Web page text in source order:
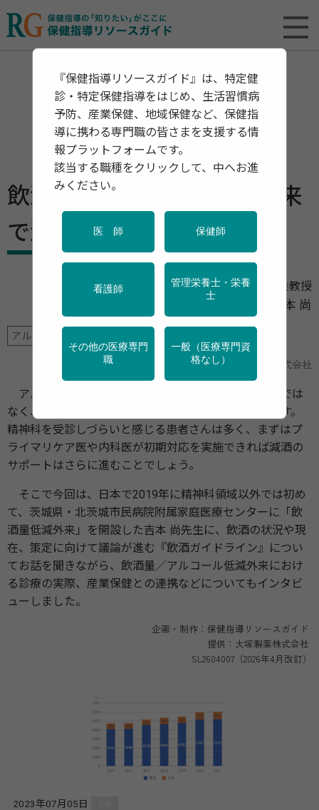
飲酒量／アルコール低減外来
で減酒をサポート
筑波大学医学医療系 地域総合診療医学 准教授
吉本 尚
アルコール指導・減酒支援
提供 大塚製薬株式会社
アルコール依存症の治療が、お酒をやめる「断酒」では
なく、飲酒量を減らす「減酒」にシフトしてきています。
精神科を受診しづらいと感じる患者さんは多く、まずはプ
ライマリケア医や内科医が初期対応を実施できれば減酒の
サポートはさらに進むことでしょう。
そこで今回は、日本で2019年に精神科領域以外では初め
て、茨城県・北茨城市民病院附属家庭医療センターに「飲
酒量低減外来」を開設した吉本 尚先生に、飲酒の状況や現
在、策定に向けて議論が進む『飲酒ガイドライン』につい
てお話を聞きながら、飲酒量／アルコール低減外来におけ
る診療の実際、産業保健との連携などについてもインタビ
ューしました。
企画・制作：保健指導リソースガイド
提供：大塚製薬株式会社
SL2604007（2026年4月改訂）
2023年07月05日
『保健指導リソースガイド』は、特定健
診・特定保健指導をはじめ、生活習慣病
予防、産業保健、地域保健など、保健指
導に携わる専門職の皆さまを支援する情
報プラットフォームです。
該当する職種をクリックして、中へお進
みください。
医 師 保健師
看護師
管理栄養士・栄養
士
その他の医療専門
職
一般（医療専門資
格なし）